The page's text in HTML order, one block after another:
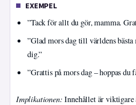
EXEMPEL
”Tack för allt du gör, mamma.
”Glad mors dag till världens
dig.”
”Grattis på mors dag – hoppas du
Implikationen:Innehållet är viktigare